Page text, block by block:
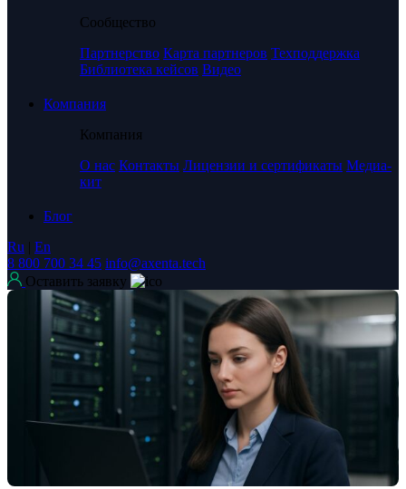
Сообщество
Партнерство Карта партнеров Техподдержка
Библиотека кейсов Видео
Компания
Компания
О нас Контакты Лицензии и сертификаты Медиа-
кит
Блог
Ru | En
8 800 700 34 45 info@axenta.tech
Оставить заявку